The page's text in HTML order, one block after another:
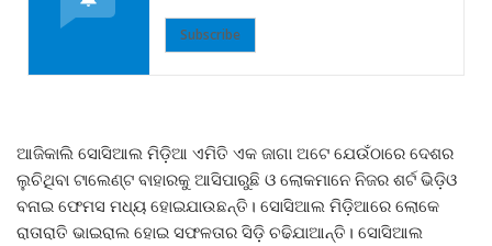
Subscribe
ଆଜିକାଲି ସୋସିଆଲ ମିଡ଼ିଆ ଏମିତି ଏକ ଜାଗା ଅଟେ ଯେଉଁଠାରେ ଦେଶର
ଲୁଚିଥିବା ଟାଲେଣ୍ଟ ବାହାରକୁ ଆସିପାରୁଛି ଓ ଲୋକମାନେ ନିଜର ଶର୍ଟ ଭିଡ଼ିଓ
ବନାଇ ଫେମସ ମଧ୍ୟ ହୋଇଯାଉଛନ୍ତି। ସୋସିଆଲ ମିଡ଼ିଆରେ ଲୋକେ
ରାତାରାତି ଭାଇରାଲ ହୋଇ ସଫଳତାର ସିଡ଼ି ଚଢିଯାଆନ୍ତି। ସୋସିଆଲ